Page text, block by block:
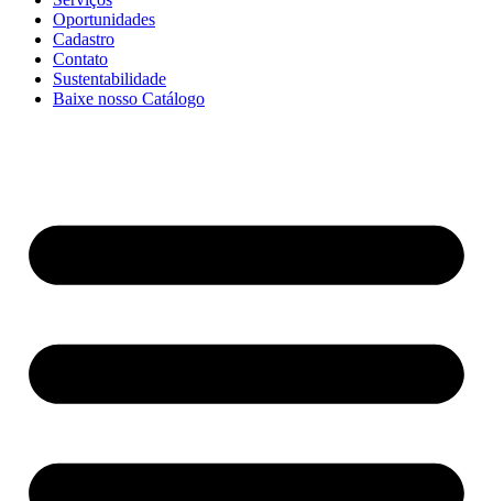
Oportunidades
Cadastro
Contato
Sustentabilidade
Baixe nosso Catálogo